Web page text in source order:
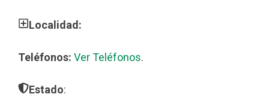
Localidad:
Teléfonos: Ver Teléfonos.
Estado: